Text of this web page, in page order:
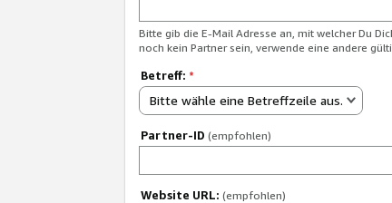
Bitte gib die E-Mail Adresse an, mit welcher Du
noch kein Partner sein, verwende eine andere
Betreff: *
Bitte wähle eine Betreffzeile aus.
Partner-ID (empfohlen)
Website URL: (empfohlen)